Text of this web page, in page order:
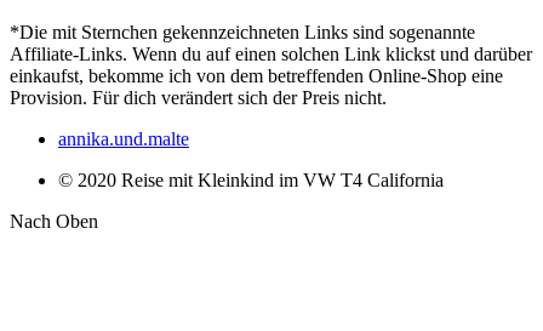
*Die mit Sternchen gekennzeichneten Links sind sogenannte
Affiliate-Links. Wenn du auf einen solchen Link klickst und darüber
einkaufst, bekomme ich von dem betreffenden Online-Shop eine
Provision. Für dich verändert sich der Preis nicht.
annika.und.malte
© 2020 Reise mit Kleinkind im VW T4 California
Nach Oben